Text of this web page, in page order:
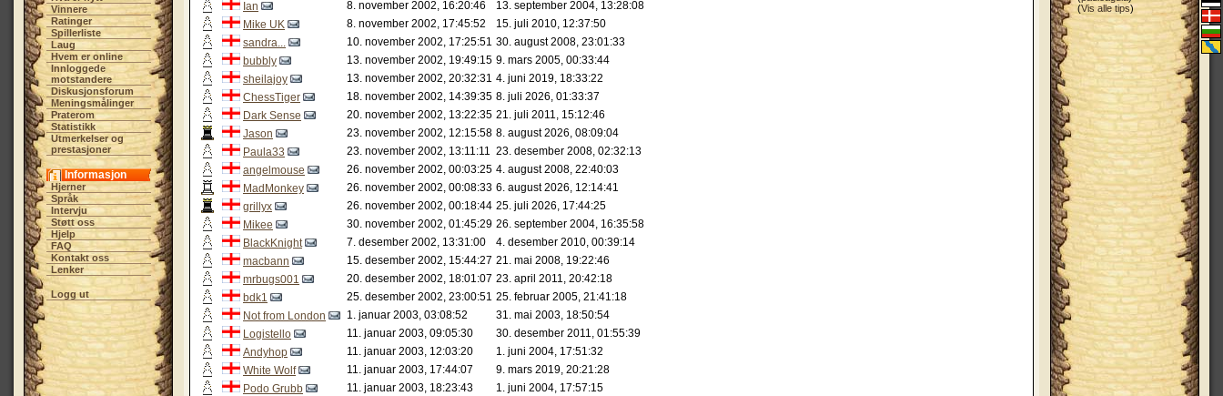
Vinnere
Ratinger
Spillerliste
Laug
Hvem er online
Innloggede
motstandere
Diskusjonsforum
Meningsmålinger
Praterom
Statistikk
Utmerkelser og
prestasjoner
Informasjon
Hjerner
Språk
Intervju
Støtt oss
Hjelp
FAQ
Kontakt oss
Lenker
Logg ut
Ian
8. november 2002, 16:20:46
13. september 2004, 13:28:08
Mike UK
8. november 2002, 17:45:52
15. juli 2010, 12:37:50
sandra...
10. november 2002, 17:25:51 30. august 2008, 23:01:33
bubbly
13. november 2002, 19:49:15 9. mars 2005, 00:33:44
sheilajoy
13. november 2002, 20:32:31 4. juni 2019, 18:33:22
ChessTiger
18. november 2002, 14:39:35 8. juli 2026, 01:33:37
Dark Sense
20. november 2002, 13:22:35 21. juli 2011, 15:12:46
Jason
23. november 2002, 12:15:58 8. august 2026, 08:09:04
Paula33
23. november 2002, 13:11:11 23. desember 2008, 02:32:13
angelmouse
26. november 2002, 00:03:25 4. august 2008, 22:40:03
MadMonkey
26. november 2002, 00:08:33 6. august 2026, 12:14:41
grillyx
26. november 2002, 00:18:44 25. juli 2026, 17:44:25
Mikee
30. november 2002, 01:45:29 26. september 2004, 16:35:58
BlackKnight
7. desember 2002, 13:31:00
4. desember 2010, 00:39:14
macbann
15. desember 2002, 15:44:27 21. mai 2008, 19:22:46
mrbugs001
20. desember 2002, 18:01:07 23. april 2011, 20:42:18
bdk1
25. desember 2002, 23:00:51 25. februar 2005, 21:41:18
Not from London
1. januar 2003, 03:08:52
31. mai 2003, 18:50:54
Logistello
11. januar 2003, 09:05:30
30. desember 2011, 01:55:39
Andyhop
11. januar 2003, 12:03:20
1. juni 2004, 17:51:32
White Wolf
11. januar 2003, 17:44:07
9. mars 2019, 20:21:28
Podo Grubb
11. januar 2003, 18:23:43
1. juni 2004, 17:57:15
(Vis alle tips)